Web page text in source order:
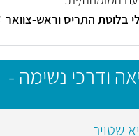
בלוטת התריס וראש-צוואר
ודרכי נשימה -
שטויר